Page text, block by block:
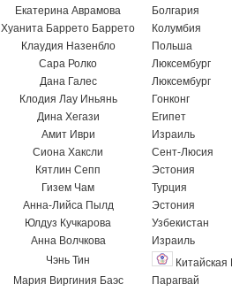
Екатерина Аврамова
Болгария
Хуанита Баррето Баррето
Колумбия
Клаудия Назенбло
Польша
Сара Ролко
Люксембург
Дана Галес
Люксембург
Клодия Лау Иньянь
Гонконг
Дина Хегази
Египет
Амит Иври
Израиль
Сиона Хаксли
Сент-Люсия
Кятлин Сепп
Эстония
Гизем Чам
Турция
Анна-Лийса Пылд
Эстония
Юлдуз Кучкарова
Узбекистан
Анна Волчкова
Израиль
Чэнь Тин
Китайская
Мария Виргиния Баэс Парагвай